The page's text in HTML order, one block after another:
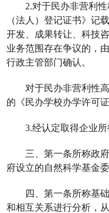
2.对于民办非营利
（法人）登记证书》记
开发、成果转让、科技
业务范围存在争议的，
行政主管部门确认。
对于民办非营利性
的《民办学校办学许可
3.经认定取得企业所
三、第一条所称政
府设立的自然科学基金
四、第一条所称基
和相互关系进行分析，